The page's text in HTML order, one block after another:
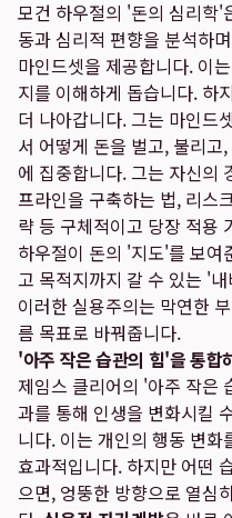
모건 하우절의 '돈의 심리학'
동과 심리적 편향을 분석하
마인드셋을 제공합니다. 이
지를 이해하게 돕습니다. 하
더 나아갑니다. 그는 마인드
서 어떻게 돈을 벌고, 불리
에 집중합니다. 그는 자신의
프라인을 구축하는 법, 리스
략 등 구체적이고 당장 적용
하우절이 돈의 '지도'를 보여
고 목적지까지 갈 수 있는 '
이러한 실용주의는 막연한
름 목표로 바꿔줍니다.
'아주 작은 습관의 힘'을 통합
제임스 클리어의 '아주 작은
과를 통해 인생을 변화시킬
니다. 이는 개인의 행동 변
효과적입니다. 하지만 어떤
으면, 엉뚱한 방향으로 열심